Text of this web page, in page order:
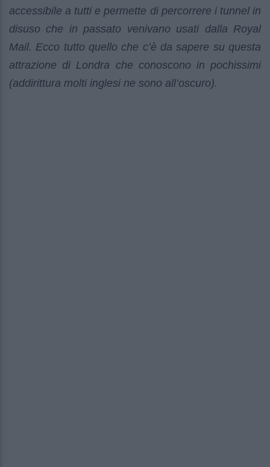
accessibile a tutti e permette di percorrere i tunnel in
disuso che in passato venivano usati dalla Royal
Mail. Ecco tutto quello che c’è da sapere su questa
attrazione di Londra che conoscono in pochissimi
(addirittura molti inglesi ne sono all’oscuro).